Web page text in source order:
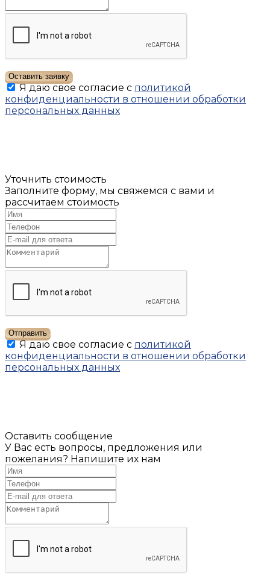
Оставить заявку
Я даю свое согласие с политикой
конфиденциальности в отношении обработки
персональных данных
Уточнить стоимость
Заполните форму, мы свяжемся с вами и
рассчитаем стоимость
Отправить
Я даю свое согласие с политикой
конфиденциальности в отношении обработки
персональных данных
Оставить сообщение
У Вас есть вопросы, предложения или
пожелания? Напишите их нам